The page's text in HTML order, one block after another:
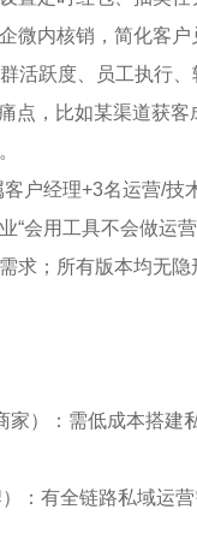
微内核销，简化客户
活跃度、员工执行
点，比如某渠道获
户经理+3名运营/技
“会用工具不会做运
求；所有版本均无
）：需低成本搭建
：有全链路私域运